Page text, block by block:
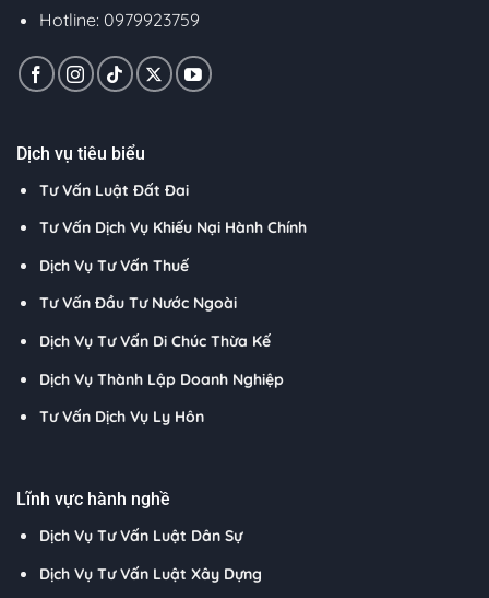
Hotline: 0979923759
Dịch vụ tiêu biểu
Tư Vấn Luật Đất Đai
Tư Vấn Dịch Vụ Khiếu Nại Hành Chính
Dịch Vụ Tư Vấn Thuế
Tư Vấn Đầu Tư Nước Ngoài
Dịch Vụ Tư Vấn Di Chúc Thừa Kế
Dịch Vụ Thành Lập Doanh Nghiệp
Tư Vấn Dịch Vụ Ly Hôn
Lĩnh vực hành nghề
Dịch Vụ Tư Vấn Luật Dân Sự
Dịch Vụ Tư Vấn Luật Xây Dựng